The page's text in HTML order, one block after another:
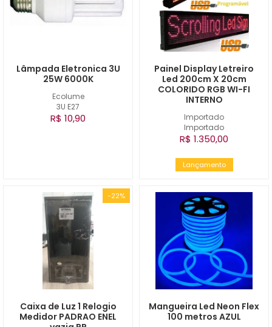
Ecolume
3U E27
Lâmpada Eletronica 3U
25W 6000K
R$ 10,90
Importado
Importado
Painel Display Letreiro
Led 200cm X 20cm
COLORIDO RGB WI-FI
INTERNO
R$ 1.350,00
Lançamento
-22%
Caixa de Luz 1 Relogio
Medidor PADRAO ENEL
Mangueira Led Neon Flex
100 metros AZUL